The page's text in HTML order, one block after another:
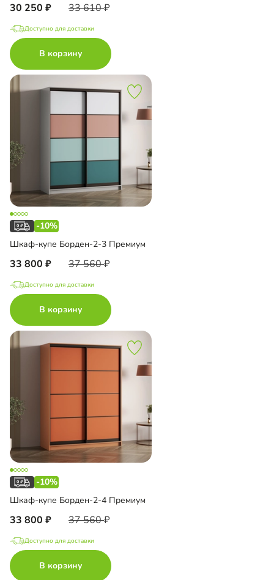
30 250 33 610
Доступно для доставки
В корзину
-10%
Шкаф-купе Борден-2-3 Премиум
33 800 37 560
Доступно для доставки
В корзину
-10%
Шкаф-купе Борден-2-4 Премиум
33 800 37 560
Доступно для доставки
В корзину